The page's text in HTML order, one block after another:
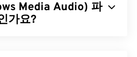
과물입니다. WAV 파일은 M4A
씬 용량이 커서 휴대용 플레이어
Media Audio) 파
가요?